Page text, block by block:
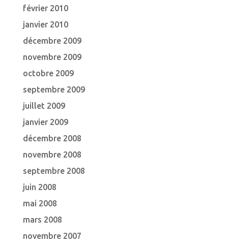
février 2010
janvier 2010
décembre 2009
novembre 2009
octobre 2009
septembre 2009
juillet 2009
janvier 2009
décembre 2008
novembre 2008
septembre 2008
juin 2008
mai 2008
mars 2008
novembre 2007